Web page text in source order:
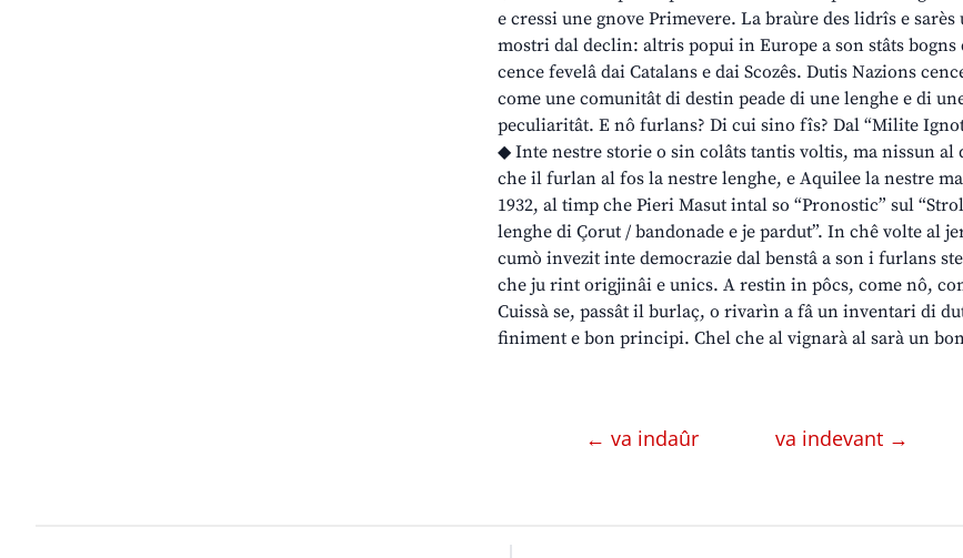
e cressi une gnove Primevere. La braùre des lidrîs e
mostri dal declin: altris popui in Europe a son stâts bogns
cence fevelâ dai Catalans e dai Scozês. Dutis Nazions
come une comunitât di destin peade di une lenghe e di
peculiaritât. E nô furlans? Di cui sino fîs? Dal “Milite
◆ Inte nestre storie o sin colâts tantis voltis, ma nissun al
che il furlan al fos la nestre lenghe, e Aquilee la nestre
1932, al timp che Pieri Masut intal so “Pronostic” sul
lenghe di Çorut / bandonade e je pardut”. In chê volte al
cumò invezit inte democrazie dal benstâ a son i furlans
che ju rint origjinâi e unics. A restin in pôcs, come nô,
Cuissà se, passât il burlaç, o rivarìn a fâ un inventari di
finiment e bon principi. Chel che al vignarà al sarà un
← va indaûr va indevant →